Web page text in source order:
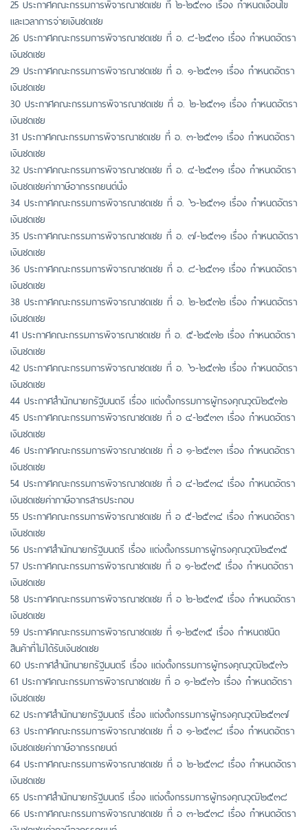
25 ประกาศคณะกรรมการพิจารณาชดเชย ที่ ๒-๒๕๓๐ เรื่อง กำหนดเงื่อนไข
และเวลาการจ่ายเงินชดเชย
26 ประกาศคณะกรรมการพิจารณาชดเชย ที่ อ. ๘-๒๕๓๐ เรื่อง กำหนดอัตรา
เงินชดเชย
29 ประกาศคณะกรรมการพิจารณาชดเชย ที่ อ. ๑-๒๕๓๑ เรื่อง กำหนดอัตรา
เงินชดเชย
30 ประกาศคณะกรรมการพิจารณาชดเชย ที่ อ. ๒-๒๕๓๑ เรื่อง กำหนดอัตรา
เงินชดเชย
31 ประกาศคณะกรรมการพิจารณาชดเชย ที่ อ. ๓-๒๕๓๑ เรื่อง กำหนดอัตรา
เงินชดเชย
32 ประกาศคณะกรรมการพิจารณาชดเชย ที่ อ. ๔-๒๕๓๑ เรื่อง กำหนดอัตรา
เงินชดเชยค่าภาษีอากรรถยนต์นั่ง
34 ประกาศคณะกรรมการพิจารณาชดเชย ที่ อ. ๖-๒๕๓๑ เรื่อง กำหนดอัตรา
เงินชดเชย
35 ประกาศคณะกรรมการพิจารณาชดเชย ที่ อ. ๗-๒๕๓๑ เรื่อง กำหนดอัตรา
เงินชดเชย
36 ประกาศคณะกรรมการพิจารณาชดเชย ที่ อ. ๘-๒๕๓๑ เรื่อง กำหนดอัตรา
เงินชดเชย
38 ประกาศคณะกรรมการพิจารณาชดเชย ที่ อ. ๒-๒๕๓๒ เรื่อง กำหนดอัตรา
เงินชดเชย
41 ประกาศคณะกรรมการพิจารณาชดเชย ที่ อ. ๕-๒๕๓๒ เรื่อง กำหนดอัตรา
เงินชดเชย
42 ประกาศคณะกรรมการพิจารณาชดเชย ที่ อ. ๖-๒๕๓๒ เรื่อง กำหนดอัตรา
เงินชดเชย
44 ประกาศสำนักนายกรัฐมนตรี เรื่อง แต่งตั้งกรรมการผู้ทรงคุณวุฒิ๒๕๓๒
45 ประกาศคณะกรรมการพิจารณาชดเชย ที่ อ ๔-๒๕๓๓ เรื่อง กำหนดอัตรา
เงินชดเชย
46 ประกาศคณะกรรมการพิจารณาชดเชย ที่ อ ๑-๒๕๓๓ เรื่อง กำหนดอัตรา
เงินชดเชย
54 ประกาศคณะกรรมการพิจารณาชดเชย ที่ อ ๔-๒๕๓๔ เรื่อง กำหนดอัตรา
เงินชดเชยค่าภาษีอากรสารประกอบ
55 ประกาศคณะกรรมการพิจารณาชดเชย ที่ อ ๕-๒๕๓๔ เรื่อง กำหนดอัตรา
เงินชดเชย
56 ประกาศสำนักนายกรัฐมนตรี เรื่อง แต่งตั้งกรรมการผู้ทรงคุณวุฒิ๒๕๓๕
57 ประกาศคณะกรรมการพิจารณาชดเชย ที่ อ ๑-๒๕๓๕ เรื่อง กำหนดอัตรา
เงินชดเชย
58 ประกาศคณะกรรมการพิจารณาชดเชย ที่ อ ๒-๒๕๓๕ เรื่อง กำหนดอัตรา
เงินชดเชย
59 ประกาศคณะกรรมการพิจารณาชดเชย ที่ ๑-๒๕๓๕ เรื่อง กำหนดชนิด
สินค้าที่ไม่ได้รับเงินชดเชย
60 ประกาศสำนักนายกรัฐมนตรี เรื่อง แต่งตั้งกรรมการผู้ทรงคุณวุฒิ๒๕๓๖
61 ประกาศคณะกรรมการพิจารณาชดเชย ที่ อ ๑-๒๕๓๖ เรื่อง กำหนดอัตรา
เงินชดเชย
62 ประกาศสำนักนายกรัฐมนตรี เรื่อง แต่งตั้งกรรมการผู้ทรงคุณวุฒิ๒๕๓๗
63 ประกาศคณะกรรมการพิจารณาชดเชย ที่ อ ๑-๒๕๓๘ เรื่อง กำหนดอัตรา
เงินชดเชยค่าภาษีอากรรถยนต์
64 ประกาศคณะกรรมการพิจารณาชดเชย ที่ อ ๒-๒๕๓๘ เรื่อง กำหนดอัตรา
เงินชดเชย
65 ประกาศสำนักนายกรัฐมนตรี เรื่อง แต่งตั้งกรรมการผู้ทรงคุณวุฒิ๒๕๓๘
66 ประกาศคณะกรรมการพิจารณาชดเชย ที่ อ ๓-๒๕๓๘ เรื่อง กำหนดอัตรา